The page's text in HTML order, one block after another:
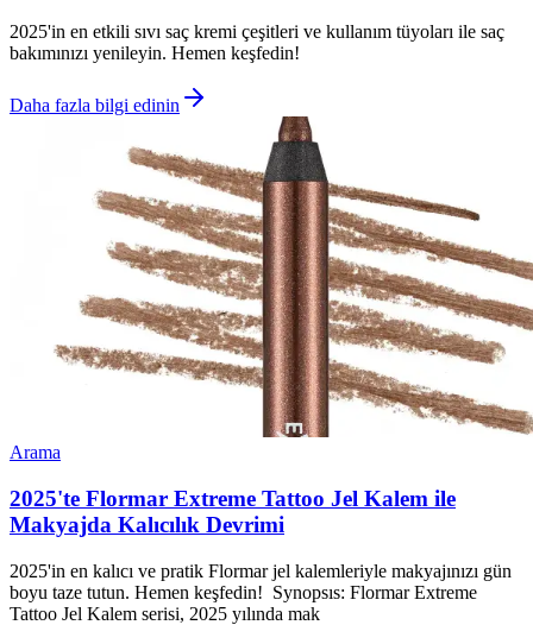
2025'in en etkili sıvı saç kremi çeşitleri ve kullanım tüyoları ile saç
bakımınızı yenileyin. Hemen keşfedin!
Daha fazla bilgi edinin
Arama
2025'te Flormar Extreme Tattoo Jel Kalem ile
Makyajda Kalıcılık Devrimi
2025'in en kalıcı ve pratik Flormar jel kalemleriyle makyajınızı gün
boyu taze tutun. Hemen keşfedin! Synopsıs: Flormar Extreme
Tattoo Jel Kalem serisi, 2025 yılında mak